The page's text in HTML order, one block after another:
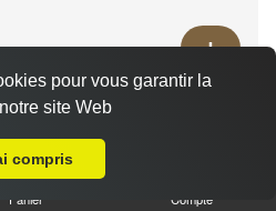
Panier Compte
pour vous garantir la
site Web
compris